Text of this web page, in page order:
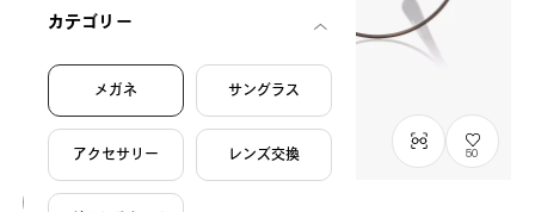
カテゴリー
メガネ サングラス
アクセサリー レンズ交換 50